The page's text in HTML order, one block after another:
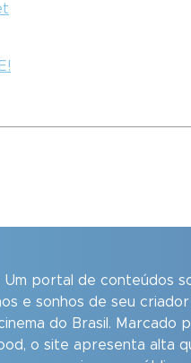
Um portal de conteúdos
e sonhos de seu criador
do Brasil. Marcado
o site apresenta alta